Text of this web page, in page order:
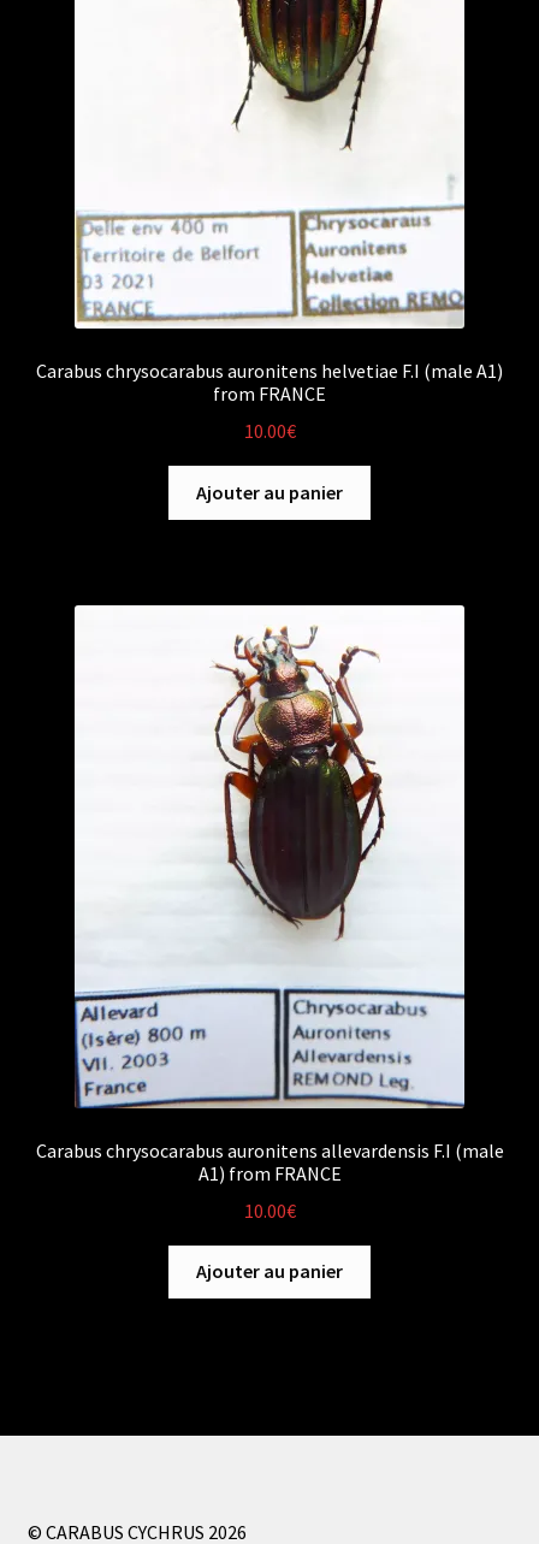
Carabus chrysocarabus auronitens helvetiae F.I (male A1)
from FRANCE
10.00€
Ajouter au panier
Carabus chrysocarabus auronitens allevardensis F.I (male
A1) from FRANCE
10.00€
Ajouter au panier
© CARABUS CYCHRUS 2026